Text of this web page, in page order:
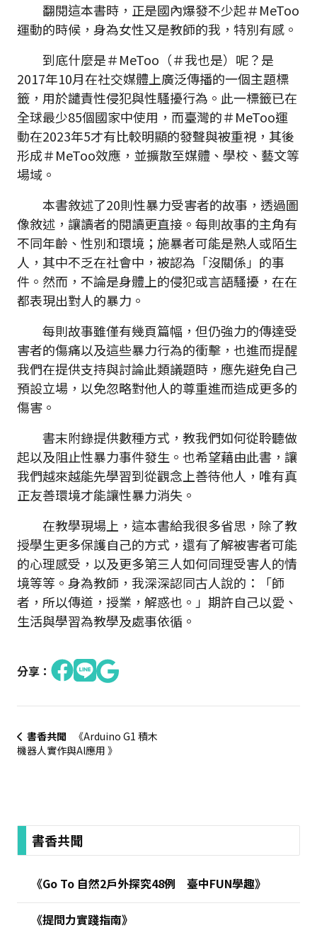
翻閱這本書時，正是國內爆發不少起＃MeToo
運動的時候，身為女性又是教師的我，特別有感。
到底什麼是＃MeToo（＃我也是）呢？是
2017年10月在社交媒體上廣泛傳播的一個主題標
籤，用於譴責性侵犯與性騷擾行為。此一標籤已在
全球最少85個國家中使用，而臺灣的＃MeToo運
動在2023年5才有比較明顯的發聲與被重視，其後
形成＃MeToo效應，並擴散至媒體、學校、藝文等
場域。
本書敘述了20則性暴力受害者的故事，透過圖
像敘述，讓讀者的閱讀更直接。每則故事的主角有
不同年齡、性別和環境；施暴者可能是熟人或陌生
人，其中不乏在社會中，被認為「沒關係」的事
件。然而，不論是身體上的侵犯或言語騷擾，在在
都表現出對人的暴力。
每則故事雖僅有幾頁篇幅，但仍強力的傳達受
害者的傷痛以及這些暴力行為的衝擊，也進而提醒
我們在提供支持與討論此類議題時，應先避免自己
預設立場，以免忽略對他人的尊重進而造成更多的
傷害。
書末附錄提供數種方式，教我們如何從聆聽做
起以及阻止性暴力事件發生。也希望藉由此書，讓
我們越來越能先學習到從觀念上善待他人，唯有真
正友善環境才能讓性暴力消失。
在教學現場上，這本書給我很多省思，除了教
授學生更多保護自己的方式，還有了解被害者可能
的心理感受，以及更多第三人如何同理受害人的情
境等等。身為教師，我深深認同古人說的：「師
者，所以傳道，授業，解惑也。」期許自己以愛、
生活與學習為教學及處事依循。
分享：
書香共聞
《Arduino G1 積木
機器人實作與AI應用 》
:::書香共聞
《Go To 自然2戶外探究48例 臺中FUN學趣》
《提問力實踐指南》